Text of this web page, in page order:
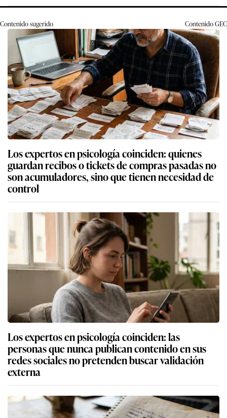
Contenido sugerido ContenidoGEC
Los expertos en psicología coinciden: quienes
guardan recibos o tickets de compras pasadas no
son acumuladores, sino que tienen necesidad de
control
Los expertos en psicología coinciden: las
personas que nunca publican contenido en sus
redes sociales no pretenden buscar validación
externa